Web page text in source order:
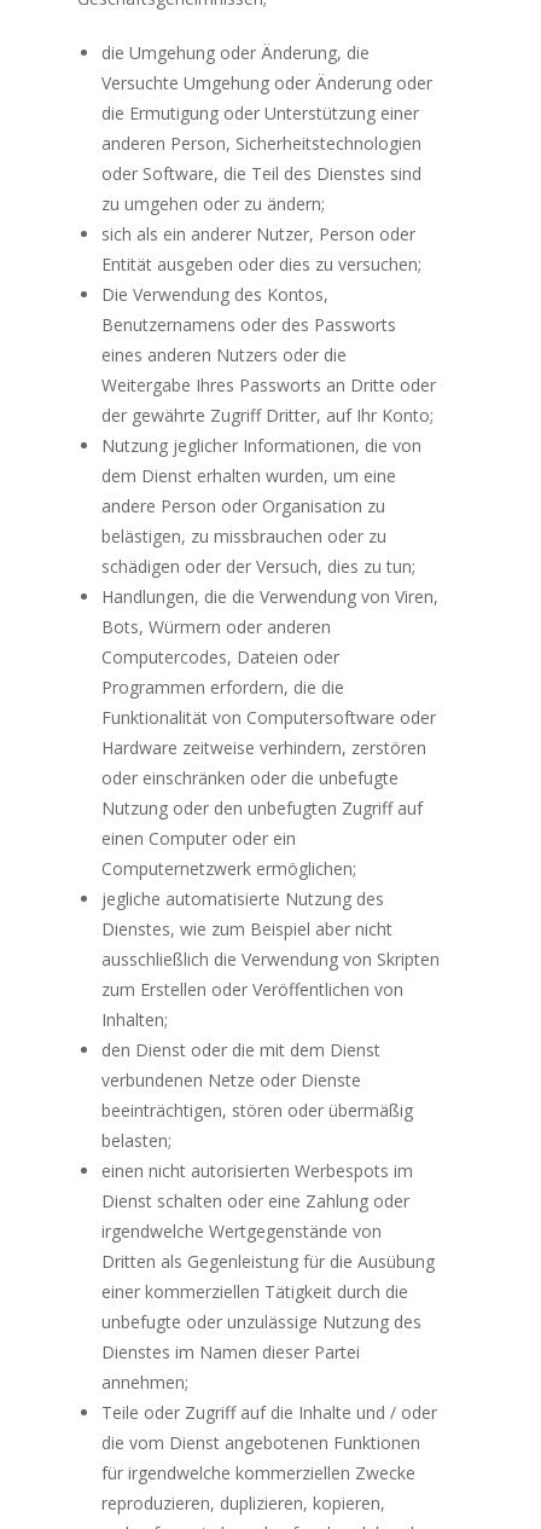
die Umgehung oder Änderung, die
Versuchte Umgehung oder Änderung oder
die Ermutigung oder Unterstützung einer
anderen Person, Sicherheitstechnologien
oder Software, die Teil des Dienstes sind
zu umgehen oder zu ändern;
sich als ein anderer Nutzer, Person oder
Entität ausgeben oder dies zu versuchen;
Die Verwendung des Kontos,
Benutzernamens oder des Passworts
eines anderen Nutzers oder die
Weitergabe Ihres Passworts an Dritte oder
der gewährte Zugriff Dritter, auf Ihr Konto;
Nutzung jeglicher Informationen, die von
dem Dienst erhalten wurden, um eine
andere Person oder Organisation zu
belästigen, zu missbrauchen oder zu
schädigen oder der Versuch, dies zu tun;
Handlungen, die die Verwendung von Viren,
Bots, Würmern oder anderen
Computercodes, Dateien oder
Programmen erfordern, die die
Funktionalität von Computersoftware oder
Hardware zeitweise verhindern, zerstören
oder einschränken oder die unbefugte
Nutzung oder den unbefugten Zugriff auf
einen Computer oder ein
Computernetzwerk ermöglichen;
jegliche automatisierte Nutzung des
Dienstes, wie zum Beispiel aber nicht
ausschließlich die Verwendung von Skripten
zum Erstellen oder Veröffentlichen von
Inhalten;
den Dienst oder die mit dem Dienst
verbundenen Netze oder Dienste
beeinträchtigen, stören oder übermäßig
belasten;
einen nicht autorisierten Werbespots im
Dienst schalten oder eine Zahlung oder
irgendwelche Wertgegenstände von
Dritten als Gegenleistung für die Ausübung
einer kommerziellen Tätigkeit durch die
unbefugte oder unzulässige Nutzung des
Dienstes im Namen dieser Partei
annehmen;
Teile oder Zugriff auf die Inhalte und / oder
die vom Dienst angebotenen Funktionen
für irgendwelche kommerziellen Zwecke
reproduzieren, duplizieren, kopieren,